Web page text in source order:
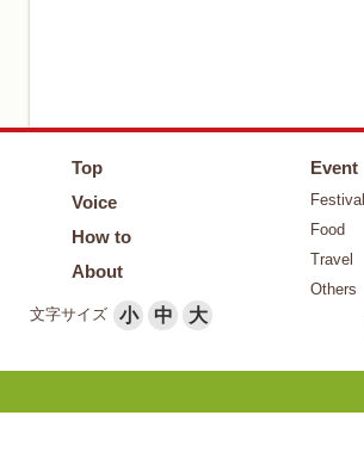
Top
Voice
How to
About
Event
Festival
Food
Travel
Others
文字サイズ
小 中 大